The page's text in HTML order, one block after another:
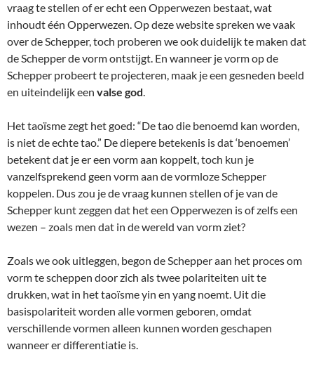
vraag te stellen of er echt een Opperwezen bestaat, wat
inhoudt één Opperwezen. Op deze website spreken we vaak
over de Schepper, toch proberen we ook duidelijk te maken dat
de Schepper de vorm ontstijgt. En wanneer je vorm op de
Schepper probeert te projecteren, maak je een gesneden beeld
en uiteindelijk een valse god.
Het taoïsme zegt het goed: “De tao die benoemd kan worden,
is niet de echte tao.” De diepere betekenis is dat ‘benoemen’
betekent dat je er een vorm aan koppelt, toch kun je
vanzelfsprekend geen vorm aan de vormloze Schepper
koppelen. Dus zou je de vraag kunnen stellen of je van de
Schepper kunt zeggen dat het een Opperwezen is of zelfs een
wezen – zoals men dat in de wereld van vorm ziet?
Zoals we ook uitleggen, begon de Schepper aan het proces om
vorm te scheppen door zich als twee polariteiten uit te
drukken, wat in het taoïsme yin en yang noemt. Uit die
basispolariteit worden alle vormen geboren, omdat
verschillende vormen alleen kunnen worden geschapen
wanneer er differentiatie is.